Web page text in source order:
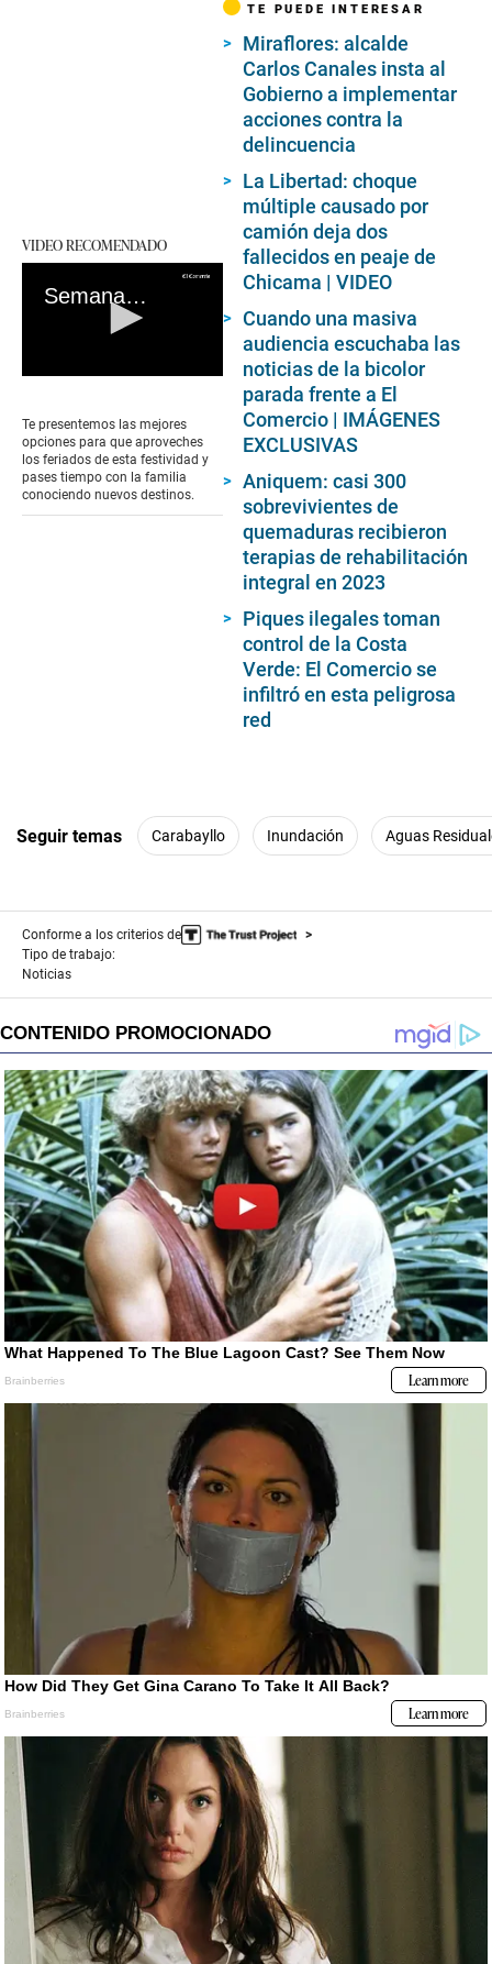
VIDEO RECOMENDADO
Semana Santa: conoce los mejores destinos y viajar en familia
of
0
seconds
Te presentemos las mejores
opciones para que aproveches
los feriados de esta festividad y
pases tiempo con la familia
conociendo nuevos destinos.
TE PUEDE INTERESAR
Miraflores: alcalde
Carlos Canales insta al
Gobierno a implementar
acciones contra la
delincuencia
La Libertad: choque
múltiple causado por
camión deja dos
fallecidos en peaje de
Chicama | VIDEO
Cuando una masiva
audiencia escuchaba las
noticias de la bicolor
parada frente a El
Comercio | IMÁGENES
EXCLUSIVAS
Aniquem: casi 300
sobrevivientes de
quemaduras recibieron
terapias de rehabilitación
integral en 2023
Piques ilegales toman
control de la Costa
Verde: El Comercio se
infiltró en esta peligrosa
red
Seguir temas Carabayllo Inundación Aguas
Conforme a los criterios de
Tipo de trabajo:
Noticias